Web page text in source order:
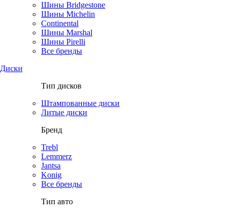
Шины Bridgestone
Шины Michelin
Continental
Шины Marshal
Шины Pirelli
Все бренды
Диски
Тип дисков
Штампованные диски
Литые диски
Бренд
Trebl
Lemmerz
Jantsa
Konig
Все бренды
Тип авто